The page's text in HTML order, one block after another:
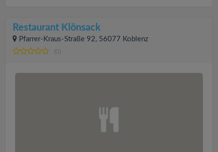
Restaurant Klönsack
Pfarrer-Kraus-Straße 92, 56077 Koblenz
(0)